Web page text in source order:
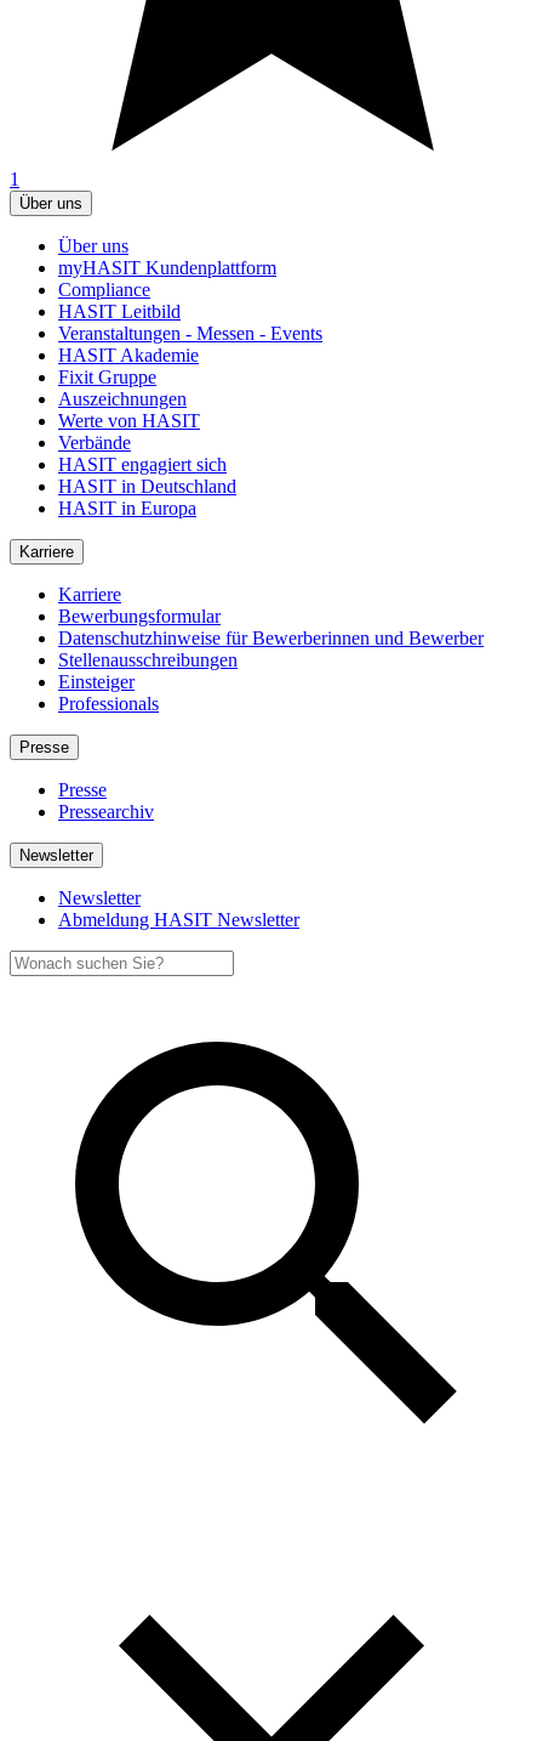
1
Über uns
Über uns
myHASIT Kundenplattform
Compliance
HASIT Leitbild
Veranstaltungen - Messen - Events
HASIT Akademie
Fixit Gruppe
Auszeichnungen
Werte von HASIT
Verbände
HASIT engagiert sich
HASIT in Deutschland
HASIT in Europa
Karriere
Karriere
Bewerbungsformular
Datenschutzhinweise für Bewerberinnen und Bewerber
Stellenausschreibungen
Einsteiger
Professionals
Presse
Presse
Pressearchiv
Newsletter
Newsletter
Abmeldung HASIT Newsletter